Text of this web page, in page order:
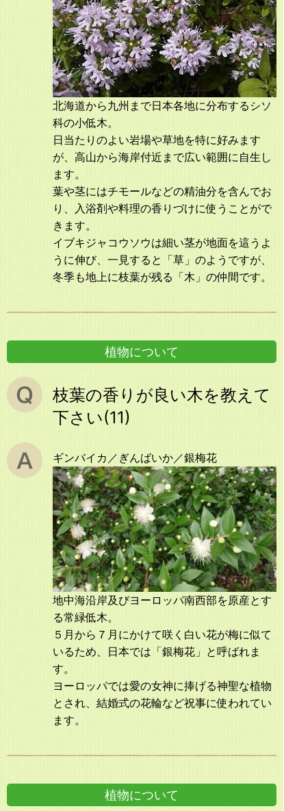
北海道から九州まで日本各地に分布するシソ
科の小低木。
日当たりのよい岩場や草地を特に好みます
が、高山から海岸付近まで広い範囲に自生し
ます。
葉や茎にはチモールなどの精油分を含んでお
り、入浴剤や料理の香りづけに使うことがで
きます。
イブキジャコウソウは細い茎が地面を這うよ
うに伸び、一見すると「草」のようですが、
冬季も地上に枝葉が残る「木」の仲間です。
植物について
枝葉の香りが良い木を教えて
下さい(11)
ギンバイカ／ぎんばいか／銀梅花
地中海沿岸及びヨーロッパ南西部を原産とす
る常緑低木。
５月から７月にかけて咲く白い花が梅に似て
いるため、日本では「銀梅花」と呼ばれま
す。
ヨーロッパでは愛の女神に捧げる神聖な植物
とされ、結婚式の花輪など祝事に使われてい
ます。
植物について